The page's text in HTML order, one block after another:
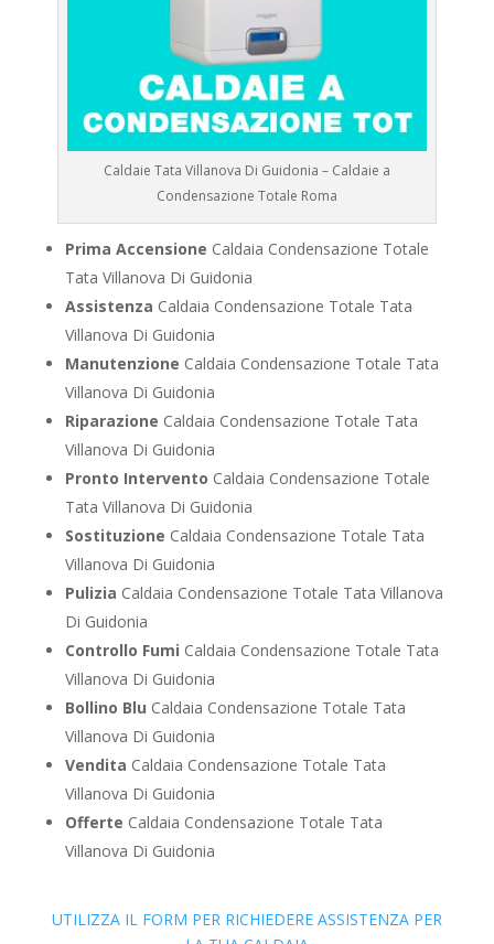
Caldaie Tata Villanova Di Guidonia – Caldaie a
Condensazione Totale Roma
Prima Accensione Caldaia Condensazione Totale
Tata Villanova Di Guidonia
Assistenza Caldaia Condensazione Totale Tata
Villanova Di Guidonia
Manutenzione Caldaia Condensazione Totale Tata
Villanova Di Guidonia
Riparazione Caldaia Condensazione Totale Tata
Villanova Di Guidonia
Pronto Intervento Caldaia Condensazione Totale
Tata Villanova Di Guidonia
Sostituzione Caldaia Condensazione Totale Tata
Villanova Di Guidonia
Pulizia Caldaia Condensazione Totale Tata Villanova
Di Guidonia
Controllo Fumi Caldaia Condensazione Totale Tata
Villanova Di Guidonia
Bollino Blu Caldaia Condensazione Totale Tata
Villanova Di Guidonia
Vendita Caldaia Condensazione Totale Tata
Villanova Di Guidonia
Offerte Caldaia Condensazione Totale Tata
Villanova Di Guidonia
UTILIZZA IL FORM PER RICHIEDERE ASSISTENZA PER